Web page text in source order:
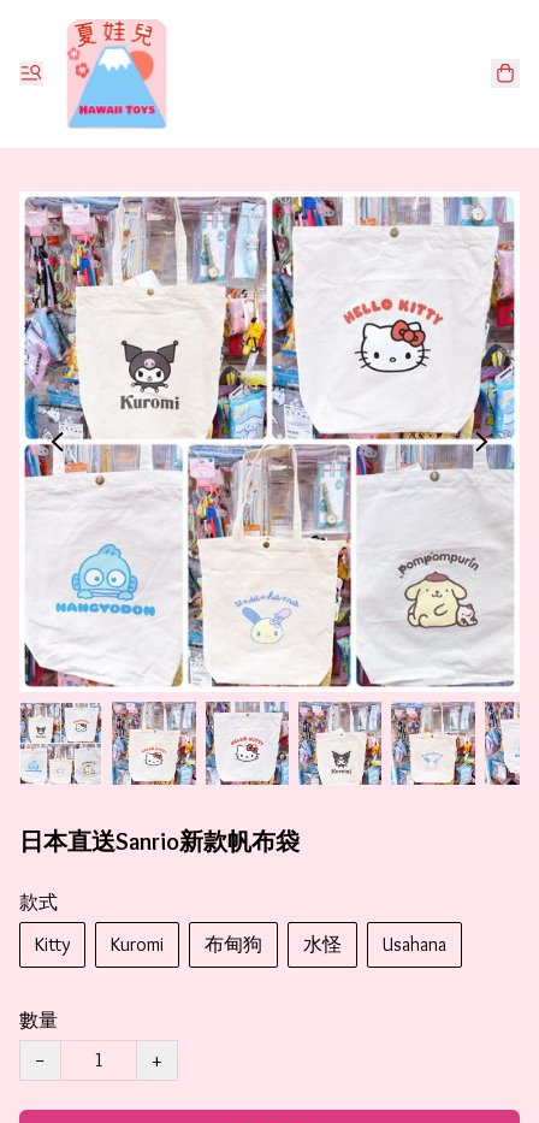
日本直送Sanrio新款帆布袋
款式
Kitty
Kuromi 布甸狗 水怪 Usahana
數量
−
+